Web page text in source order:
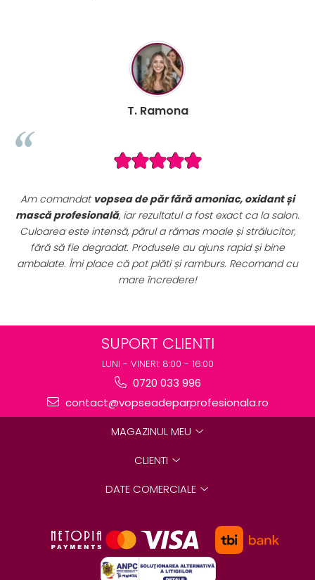
păr fără amoniac, oxidant și
a fost exact ca la salon.
a rămas moale și strălucitor,
au ajuns rapid și bine
și ramburs. Recomand cu
Seturile promoționale de pe
sunt extrem de
complet de vopsele
perfect pentru uz
preț excelent. Se vede clar
SUPORT CLIENTI
LUNI - VINERI: 8:00 - 16:00
0720 033 996
contact@vopseadeparprofesionala.ro
MAGAZINUL MEU
CLIENTI
DATE COMERCIALE